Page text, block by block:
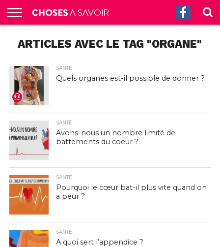
CULTURE
G.
SCIENCES
SANTÉ
HISTOIRE
ÉCONOMIE
INCROYABLE
!
TECH
AUTRES
S’ABONNER
AUX
CONTACT
A
PROPOS
ARTICLES AVEC LE TAG "ORGANE"
SANTÉ
Quels organes est-il possible de donner ?
SANTÉ
Avons-nous un nombre limité de
battements du coeur ?
SANTÉ
Pourquoi le cœur bat-il plus vite quand on
a peur ?
SANTÉ
A quoi sert l’appendice ?